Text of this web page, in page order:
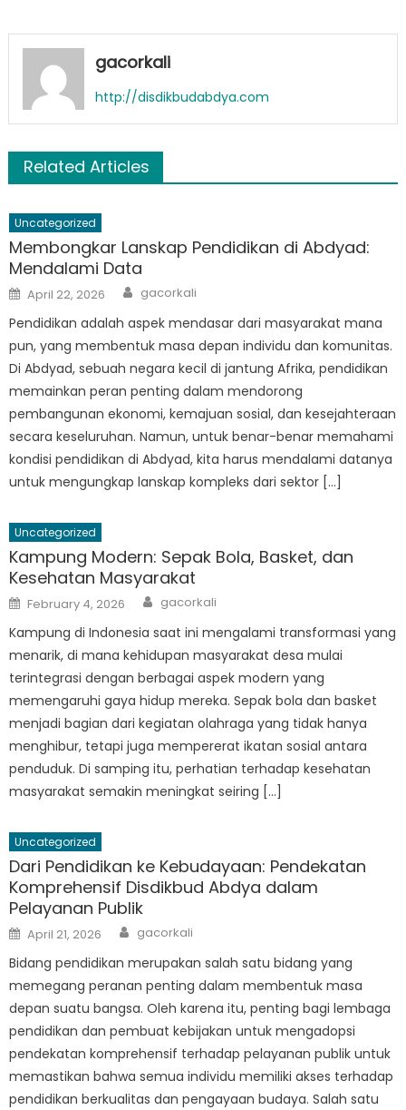
gacorkali
http://disdikbudabdya.com
Related Articles
Uncategorized
Membongkar Lanskap Pendidikan di Abdyad:
Mendalami Data
Posted
on
April 22, 2026 Author
gacorkali
Pendidikan adalah aspek mendasar dari masyarakat mana
pun, yang membentuk masa depan individu dan komunitas.
Di Abdyad, sebuah negara kecil di jantung Afrika, pendidikan
memainkan peran penting dalam mendorong
pembangunan ekonomi, kemajuan sosial, dan kesejahteraan
secara keseluruhan. Namun, untuk benar-benar memahami
kondisi pendidikan di Abdyad, kita harus mendalami datanya
untuk mengungkap lanskap kompleks dari sektor […]
Uncategorized
Kampung Modern: Sepak Bola, Basket, dan
Kesehatan Masyarakat
Posted
on
February 4, 2026 Author
gacorkali
Kampung di Indonesia saat ini mengalami transformasi yang
menarik, di mana kehidupan masyarakat desa mulai
terintegrasi dengan berbagai aspek modern yang
memengaruhi gaya hidup mereka. Sepak bola dan basket
menjadi bagian dari kegiatan olahraga yang tidak hanya
menghibur, tetapi juga mempererat ikatan sosial antara
penduduk. Di samping itu, perhatian terhadap kesehatan
masyarakat semakin meningkat seiring […]
Uncategorized
Dari Pendidikan ke Kebudayaan: Pendekatan
Komprehensif Disdikbud Abdya dalam
Pelayanan Publik
Posted
on
April 21, 2026 Author
gacorkali
Bidang pendidikan merupakan salah satu bidang yang
memegang peranan penting dalam membentuk masa
depan suatu bangsa. Oleh karena itu, penting bagi lembaga
pendidikan dan pembuat kebijakan untuk mengadopsi
pendekatan komprehensif terhadap pelayanan publik untuk
memastikan bahwa semua individu memiliki akses terhadap
pendidikan berkualitas dan pengayaan budaya. Salah satu